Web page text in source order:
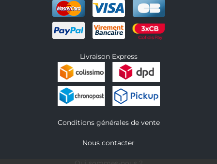
Livraison Express
Conditions générales de vente
Nous contacter